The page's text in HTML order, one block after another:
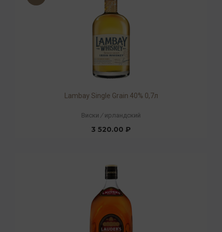
Lambay Single Grain 40% 0,7л
Виски / ирландский
3 520.00 ₽